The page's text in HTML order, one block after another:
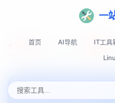
一
首页 AI导航 IT工具
🔥 热门推荐: Top-AI-Tools NEW
apt-sortpkgs